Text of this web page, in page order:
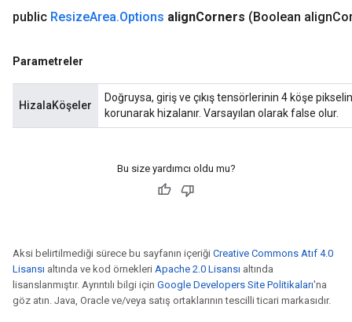
public ResizeArea.Options alignCorners (Boolean align
Parametreler
HizalaKöşeler
Doğruysa, giriş ve çıkış tensörlerinin 4 köşe
korunarak hizalanır. Varsayılan olarak false olur.
Bu size yardımcı oldu mu?
Aksi belirtilmediği sürece bu sayfanın içeriği Creative Commons Atıf 4.0
Lisansı altında ve kod örnekleri Apache 2.0 Lisansı altında
lisanslanmıştır. Ayrıntılı bilgi için Google Developers Site Politikaları'na
göz atın. Java, Oracle ve/veya satış ortaklarının tescilli ticari markasıdır.